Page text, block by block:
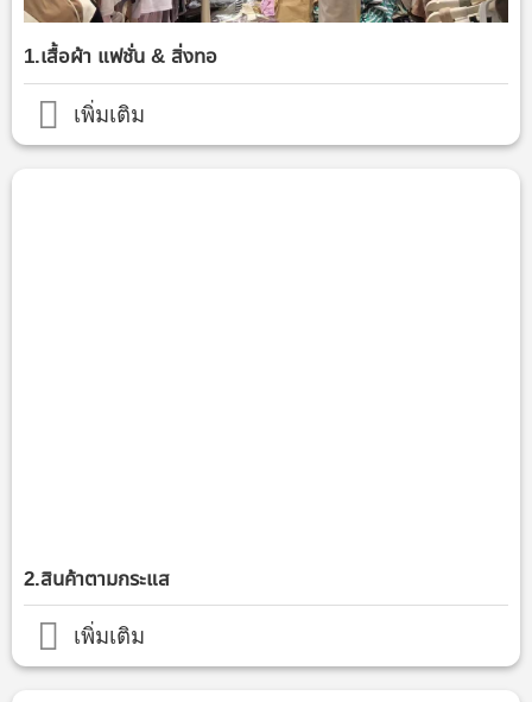
1.เสื้อผ้า แฟชั่น & สิ่งทอ
เพิ่มเติม
2.สินค้าตามกระแส
เพิ่มเติม